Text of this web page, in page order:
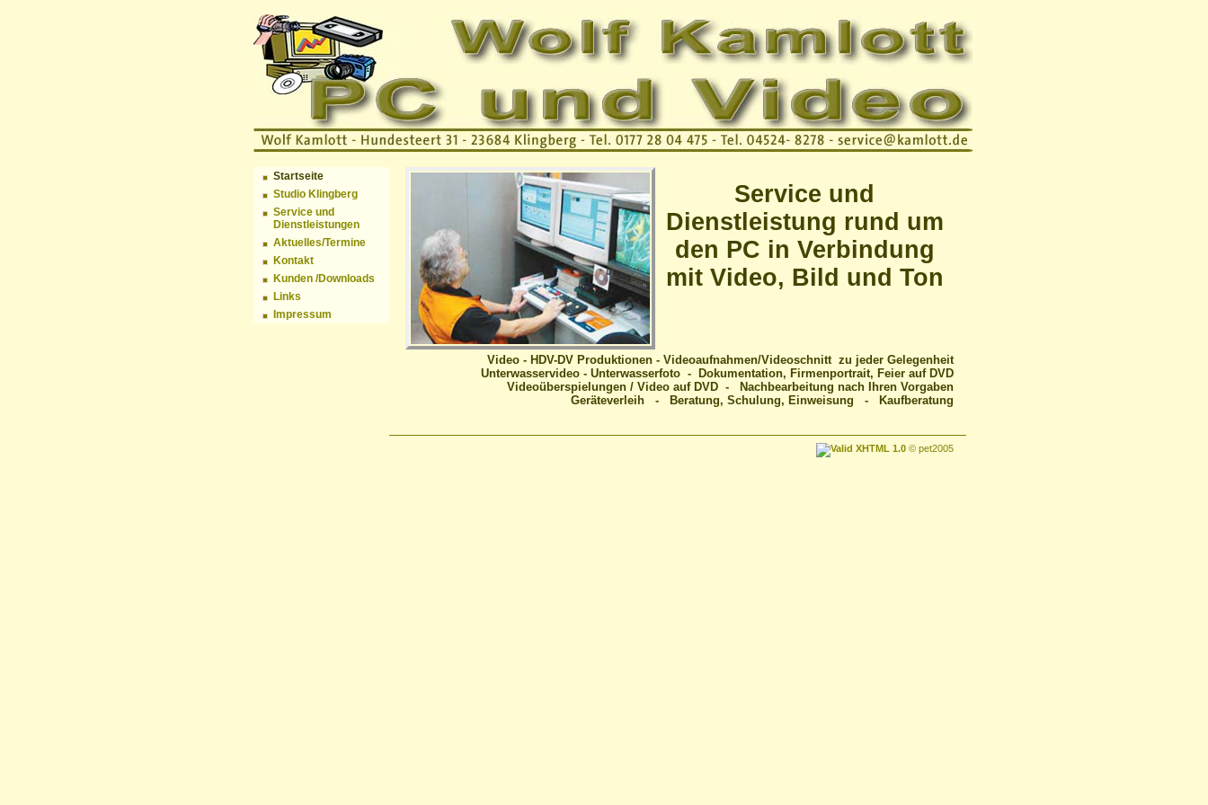
Startseite
Studio Klingberg
Service und
Dienstleistungen
Aktuelles/Termine
Kontakt
Kunden /Downloads
Links
Impressum
Service und
Dienstleistung rund um
den PC in Verbindung
mit Video, Bild und Ton
Video - HDV-DV Produktionen - Videoaufnahmen/Videoschnitt zu jeder Gelegenheit
Unterwasservideo - Unterwasserfoto - Dokumentation, Firmenportrait, Feier auf DVD
Videoüberspielungen / Video auf DVD - Nachbearbeitung nach Ihren Vorgaben
Geräteverleih - Beratung, Schulung, Einweisung - Kaufberatung
© pet2005